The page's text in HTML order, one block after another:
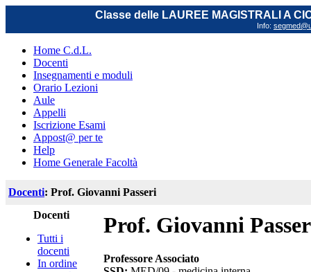
Classe delle LAUREE MAGISTRALI A
Info:
Home C.d.L.
Docenti
Insegnamenti e moduli
Orario Lezioni
Aule
Appelli
Iscrizione Esami
Appost@ per te
Help
Home Generale Facoltà
Docenti: Prof. Giovanni Passeri
Docenti
Tutti i
docenti
In ordine
Prof. Giovanni
Professore Associato